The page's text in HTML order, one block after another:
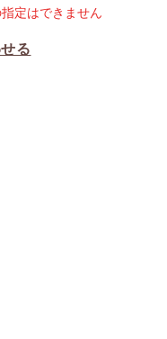
る
定はできません